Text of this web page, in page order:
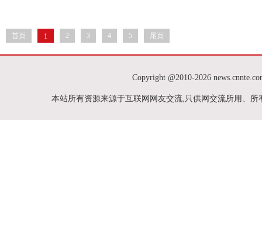
首页 1 2 3 4 5 尾页
Copyright @2010-2026
本站所有资源来源于互联网网友交流,只供网交流所用、